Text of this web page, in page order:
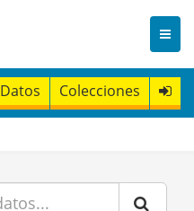
Datos Colecciones